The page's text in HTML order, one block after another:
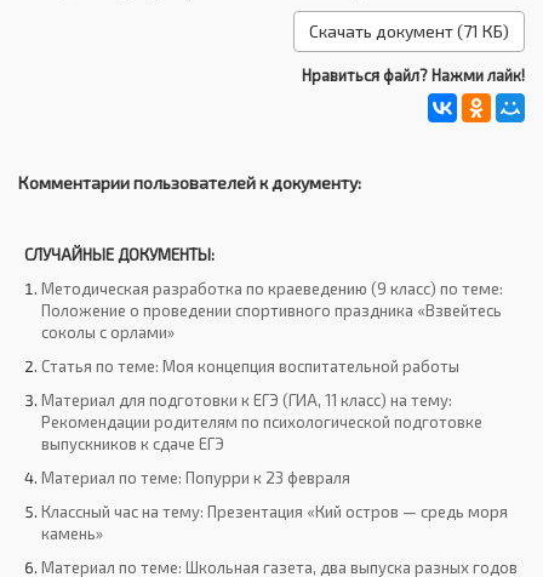
Скачать документ (71 КБ)
Нравиться файл? Нажми лайк!
Комментарии пользователей к документу:
СЛУЧАЙНЫЕ ДОКУМЕНТЫ:
Методическая разработка по краеведению (9 класс) по теме:
Положение о проведении спортивного праздника «Взвейтесь
соколы с орлами»
Статья по теме: Моя концепция воспитательной работы
Материал для подготовки к ЕГЭ (ГИА, 11 класс) на тему:
Рекомендации родителям по психологической подготовке
выпускников к сдаче ЕГЭ
Материал по теме: Попурри к 23 февраля
Классный час на тему: Презентация «Кий остров — средь моря
камень»
Материал по теме: Школьная газета, два выпуска разных годов